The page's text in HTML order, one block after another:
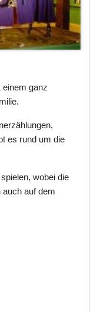
einem ganz
es rund um die
wobei die
auch auf dem